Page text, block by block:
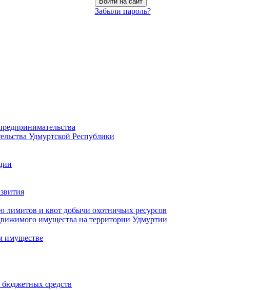
Забыли пароль?
Удмуртской Республики
и квот добычи охотничьих ресурсов
имущества на территории Удмуртии
имуществе
средств